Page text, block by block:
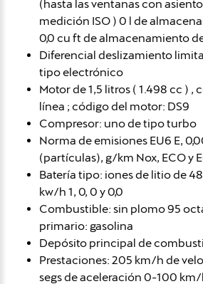
(hasta las ventanas con
medición ISO ) 0 l de
0,0 cu ft de almacenamiento
Diferencial deslizamiento
tipo electrónico
Motor de 1,5 litros ( 1.498 cc ) ,
línea ; código del motor: DS9
Compresor: uno de tipo turbo
Norma de emisiones EU6 E,
(partículas), g/km Nox, ECO y
Batería tipo: iones de litio de
kw/h 1, 0, 0 y 0,0
Combustible: sin plomo 95
primario: gasolina
Depósito principal de
Prestaciones: 205 km/h de
segs de aceleración 0-100